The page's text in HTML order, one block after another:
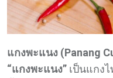
แกงพะแนง (Panang
“แกงพะแนง” เป็นแกง